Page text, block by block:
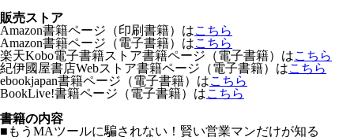
販売ストア
Amazon書籍ページ（印刷書籍）はこちら
Amazon書籍ページ（電子書籍）はこちら
楽天Kobo電子書籍ストア書籍ページ（電子書籍）はこちら
紀伊國屋書店Webストア書籍ページ（電子書籍）はこちら
ebookjapan書籍ページ（電子書籍）はこちら
BookLive!書籍ページ（電子書籍）はこちら
書籍の内容
■もうMAツールに騙されない！賢い営業マンだけが知る